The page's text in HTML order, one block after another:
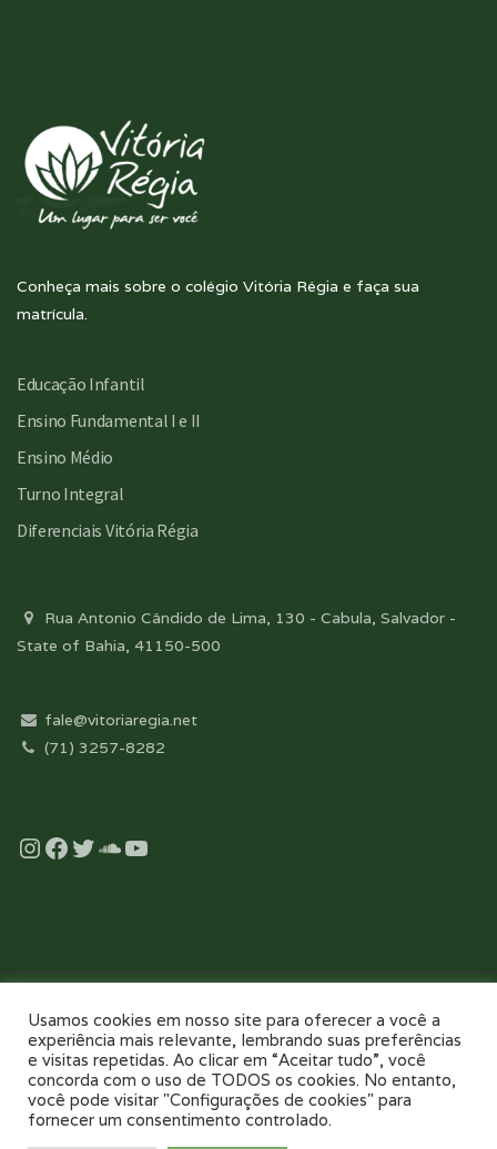
Conheça mais sobre o colégio Vitória Régia e faça sua
matrícula.
Educação Infantil
Ensino Fundamental I e II
Ensino Médio
Turno Integral
Diferenciais Vitória Régia
Rua Antonio Cândido de Lima, 130 - Cabula, Salvador -
State of Bahia, 41150-500
fale@vitoriaregia.net
(71) 3257-8282
Instagram
Facebook
Twitter
Soundcloud
YouTube
Desenvolvido com essência pela:
Usamos cookies em nosso site para oferecer a você a
experiência mais relevante, lembrando suas preferências
e visitas repetidas. Ao clicar em “Aceitar tudo”, você
concorda com o uso de TODOS os cookies. No entanto,
você pode visitar "Configurações de cookies" para
fornecer um consentimento controlado.